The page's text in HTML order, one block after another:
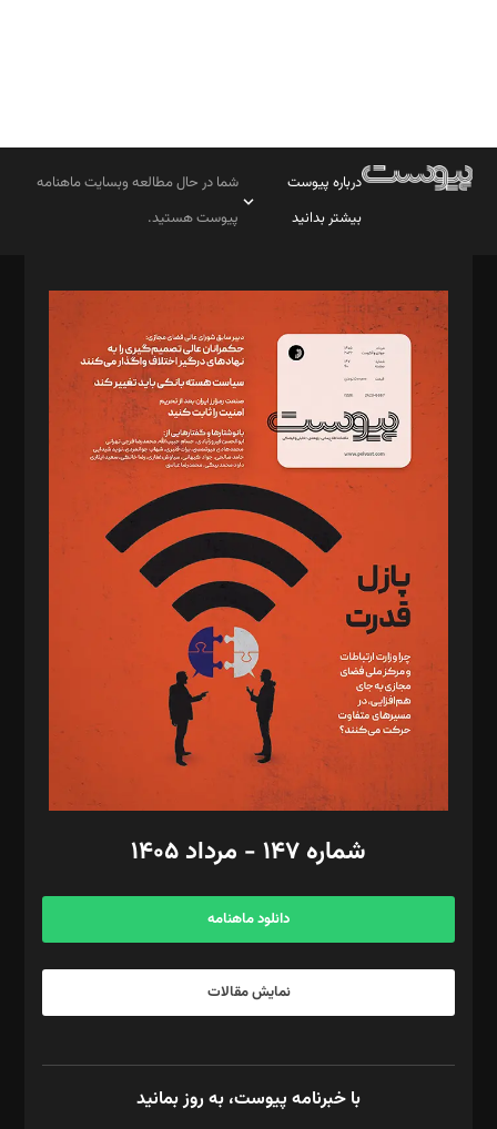
درباره پیوست
بیشتر بدانید
شما در حال مطالعه وبسایت ماهنامه
پیوست هستید.
مدیر مسئول: محمدباقر اثنی‌عشری
سردبیر: مهرک محمودی
دبیر تحریریه: میثم قاسمی
د‌بیر ناداستان: سمانه سمیع
د‌بیر خدمت و تجارت: ابوالفضل رجبی
د‌بیر حقوق فناوری: حسام‌الدین ایپکچی
د‌بیر پیوست جهان: مینا پاکدل
د‌بیر تحریریه آنلاین: بابک نقاش
تحریریه‌: مجتبی محمود‌ی، آرش برهمند، یسنا امان‌پور، سروش کرمیان،
مصطفی مسجدی آرانی، ابوالفضل رجبی، زهرا فکرانه، فائزه فتحی
رستمی،مصطفی باستان
ویرایش: نگار استاد‌‌آقا
طراح یونیفرم: مجید توکلی
فیلمبرداری و عکاسی: امیر شفیعی، مانی لطفی زاده
گرافیک و صفحه‌آرایی: سید‌سبحان‌علی ثابت
مد‌یر توسعه تجاری: کامبیز برید‌
امور مالی: شاپور رهبری، محمد‌ کاظمی‌نیا
آگهی و مشترکین: ۰۹۱۹۹۹۹۰۴۵۴
شماره ۱۴۷ - مرداد ۱۴۰۵
دانلود ماهنامه
نمایش مقالات
با خبرنامه پیوست، به روز بمانید